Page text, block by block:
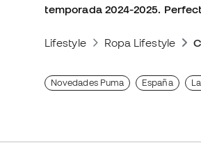
temporada 2024-2025.
Lifestyle Ropa Lifestyle
Novedades Puma España